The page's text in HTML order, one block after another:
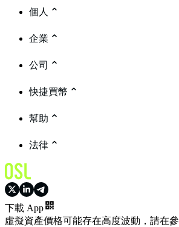
個人
企業
公司
快捷買幣
幫助
法律
下載 App
虛擬資產價格可能存在高度波動，請在